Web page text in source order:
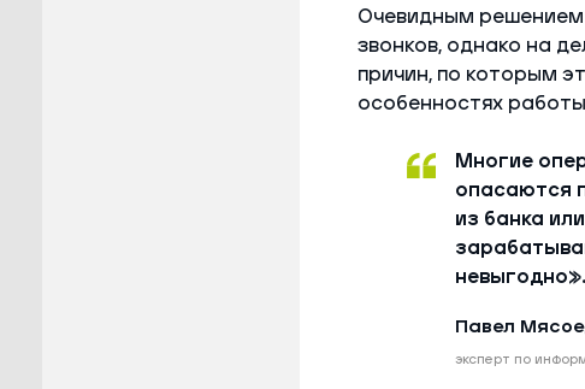
Очевидным решением
звонков, однако на
причин, по которым
особенностях
Многие
опасаются
из банка
невыгодно».
Павел
эксперт по